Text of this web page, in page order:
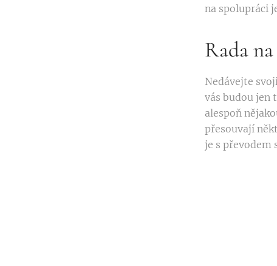
na spolupráci
Rada
Nedávejte
vás budou jen
alespoň
přesouvají
je s převodem